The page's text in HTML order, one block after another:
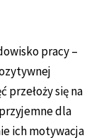
pracy –
przełoży się na
dla
ich motywacja